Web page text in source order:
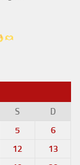
S
D
5
6
12
13